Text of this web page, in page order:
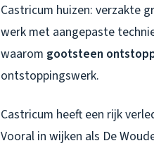
Castricum huizen: verzakte
werk met aangepaste
waarom gootsteen
ontstoppingswerk.
Castricum heeft een rijk
Vooral in wijken als De